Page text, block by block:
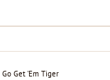
Get 'Em Tiger